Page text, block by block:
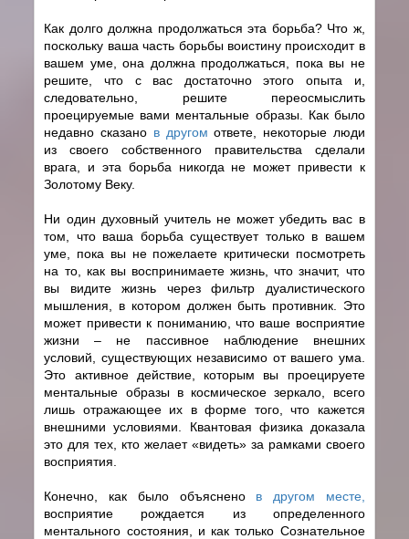
Как долго должна продолжаться эта борьба? Что ж,
поскольку ваша часть борьбы воистину происходит в
вашем уме, она должна продолжаться, пока вы не
решите, что с вас достаточно этого опыта и,
следовательно, решите переосмыслить
проецируемые вами ментальные образы. Как было
недавно сказано в другомответе, некоторые люди
из своего собственного правительства сделали
врага, и эта борьба никогда не может привести к
Золотому Веку.
Ни один духовный учитель не может убедить вас в
том, что ваша борьба существует только в вашем
уме, пока вы не пожелаете критически посмотреть
на то, как вы воспринимаете жизнь, что значит, что
вы видите жизнь через фильтр дуалистического
мышления, в котором должен быть противник. Это
может привести к пониманию, что ваше восприятие
жизни – не пассивное наблюдение внешних
условий, существующих независимо от вашего ума.
Это активное действие, которым вы проецируете
ментальные образы в космическое зеркало, всего
лишь отражающее их в форме того, что кажется
внешними условиями. Квантовая физика доказала
это для тех, кто желает «видеть» за рамками своего
восприятия.
Конечно, как было объяснено в другом месте,
восприятие рождается из определенного
ментального состояния, и как только Сознательное